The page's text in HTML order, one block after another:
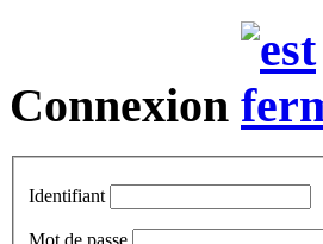
Connexion
Identifiant
Mot de passe